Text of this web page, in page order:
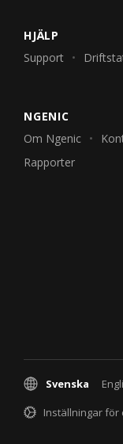
HJÄLP
Support
NGENIC
Om Ngenic
Rapporter
Svenska
Inställningar för